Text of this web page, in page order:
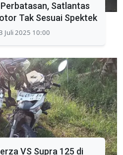
Satlantas
Tak Sesuai Spektek
Juli 2025 10:00
VS Supra 125 di